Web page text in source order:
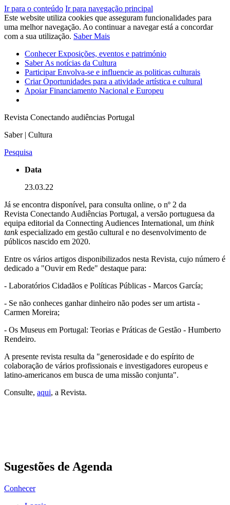
Ir para o conteúdo Ir para navegação principal
Este website utiliza cookies que asseguram funcionalidades para
uma melhor navegação. Ao continuar a navegar está a concordar
com a sua utilização. Saber Mais
ConhecerExposições, eventos e património
SaberAs notícias da Cultura
ParticiparEnvolva-se e influencie as politicas culturais
CriarOportunidades para a atividade artística e cultural
ApoiarFinanciamento Nacional e Europeu
Revista Conectando audiências Portugal
Saber | Cultura
Pesquisa
Data
23.03.22
Já se encontra disponível, para consulta online, o nº 2 da
Revista Conectando Audiências Portugal, a versão portuguesa da
equipa editorial da Connecting Audiences International, um think
tankespecializado em gestão cultural e no desenvolvimento de
públicos nascido em 2020.
Entre os vários artigos disponibilizados nesta Revista, cujo número é
dedicado a "Ouvir em Rede" destaque para:
- Laboratórios Cidadãos e Políticas Públicas - Marcos García;
- Se não conheces ganhar dinheiro não podes ser um artista -
Carmen Moreira;
- Os Museus em Portugal: Teorias e Práticas de Gestão - Humberto
Rendeiro.
A presente revista resulta da "generosidade e do espírito de
colaboração de vários profissionais e investigadores europeus e
latino-americanos em busca de uma missão conjunta".
Consulte, aqui, a Revista.
Sugestões de Agenda
Conhecer